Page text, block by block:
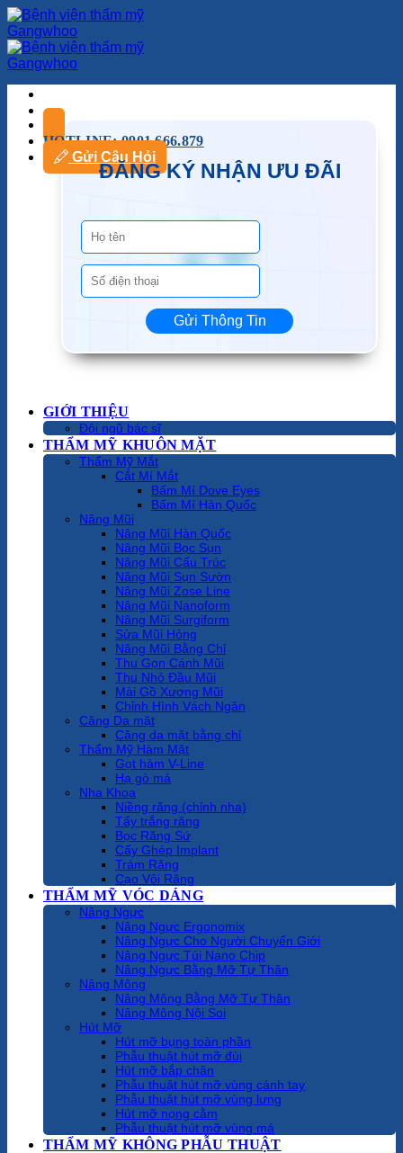
HOTLINE: 0901.666.879
Gửi Câu Hỏi
ĐĂNG KÝ NHẬN ƯU ĐÃI
Gửi Thông Tin
GIỚI THIỆU
Đội ngũ bác sĩ
THẨM MỸ KHUÔN MẶT
Thẩm Mỹ Mắt
Cắt Mí Mắt
Bấm Mí Dove Eyes
Bấm Mí Hàn Quốc
Nâng Mũi
Nâng Mũi Hàn Quốc
Nâng Mũi Bọc Sụn
Nâng Mũi Cấu Trúc
Nâng Mũi Sụn Sườn
Nâng Mũi Zose Line
Nâng Mũi Nanoform
Nâng Mũi Surgiform
Sửa Mũi Hỏng
Nâng Mũi Bằng Chỉ
Thu Gọn Cánh Mũi
Thu Nhỏ Đầu Mũi
Mài Gồ Xương Mũi
Chỉnh Hình Vách Ngăn
Căng Da mặt
Căng da mặt bằng chỉ
Thẩm Mỹ Hàm Mặt
Gọt hàm V-Line
Hạ gò má
Nha Khoa
Niềng răng (chỉnh nha)
Tẩy trắng răng
Bọc Răng Sứ
Cấy Ghép Implant
Trám Răng
Cạo Vôi Răng
THẨM MỸ VÓC DÁNG
Nâng Ngực
Nâng Ngực Ergonomix
Nâng Ngực Cho Người Chuyển Giới
Nâng Ngực Túi Nano Chip
Nâng Ngực Bằng Mỡ Tự Thân
Nâng Mông
Nâng Mông Bằng Mỡ Tự Thân
Nâng Mông Nội Soi
Hút Mỡ
Hút mỡ bụng toàn phần
Phẫu thuật hút mỡ đùi
Hút mỡ bắp chân
Phẫu thuật hút mỡ vùng cánh tay
Phẫu thuật hút mỡ vùng lưng
Hút mỡ nọng cằm
Phẫu thuật hút mỡ vùng má
THẨM MỸ KHÔNG PHẪU THUẬT